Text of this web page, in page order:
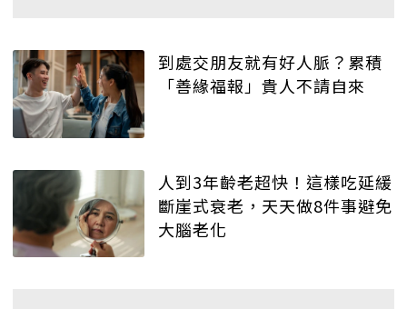
到處交朋友就有好人脈？累積
「善緣福報」貴人不請自來
人到3年齡老超快！這樣吃延緩
斷崖式衰老，天天做8件事避免
大腦老化